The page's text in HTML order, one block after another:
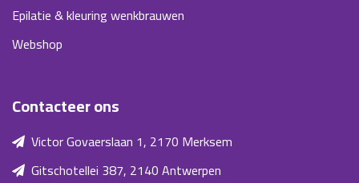
Epilatie & kleuring wenkbrauwen
Webshop
Contacteer ons
Victor Govaerslaan 1, 2170 Merksem
Gitschotellei 387, 2140 Antwerpen